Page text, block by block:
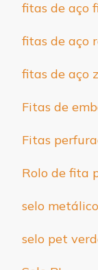
fitas de aço
fitas de aço
fitas de aço
Fitas de
Fitas
Rolo de fita
selo metálico
selo pet